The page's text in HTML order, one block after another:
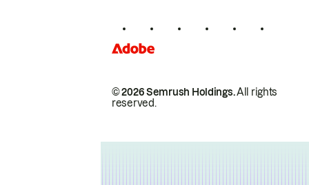
© 2026 Semrush Holdings.All rights
reserved.